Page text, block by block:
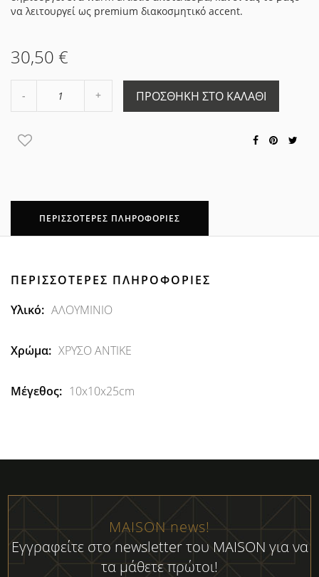
να λειτουργεί ως premium διακοσμητικό accent.
30,50 €
κατά
1
Αύξηση
ΠΡΟΣΘΉΚΗ ΣΤΟ ΚΑΛΆΘΙ
ΠΕΡΙΣΣΌΤΕΡΕΣ ΠΛΗΡΟΦΟΡΊΕΣ
ΠΕΡΙΣΣΌΤΕΡΕΣ ΠΛΗΡΟΦΟΡΊΕΣ
ΠερισσότερεςΑΛΟΥΜΙΝΙΟ
ΧΡΥΣΟ ΑΝΤΙΚΕ
10x10x25cm
MAISON news!
Εγγραφείτε στο newsletter του MAISON για να
τα μάθετε πρώτοι!